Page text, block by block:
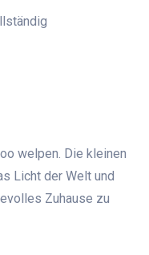
welpen. Die kleinen
Licht der Welt und
Zuhause zu